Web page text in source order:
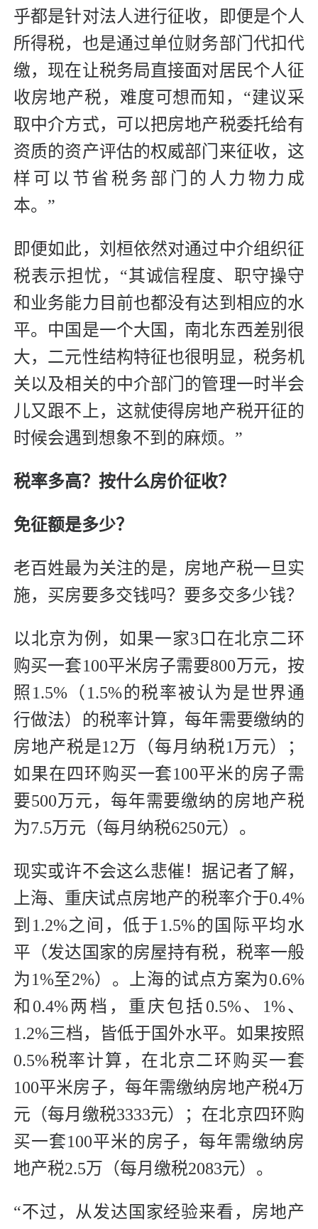
乎都是针对法人进行征收，即便是个人
所得税，也是通过单位财务部门代扣代
缴，现在让税务局直接面对居民个人征
收房地产税，难度可想而知，“建议采
取中介方式，可以把房地产税委托给有
资质的资产评估的权威部门来征收，这
样可以节省税务部门的人力物力成
本。”
即便如此，刘桓依然对通过中介组织征
税表示担忧，“其诚信程度、职守操守
和业务能力目前也都没有达到相应的水
平。中国是一个大国，南北东西差别很
大，二元性结构特征也很明显，税务机
关以及相关的中介部门的管理一时半会
儿又跟不上，这就使得房地产税开征的
时候会遇到想象不到的麻烦。”
税率多高？按什么房价征收？
免征额是多少？
老百姓最为关注的是，房地产税一旦实
施，买房要多交钱吗？要多交多少钱？
以北京为例，如果一家3口在北京二环
购买一套100平米房子需要800万元，按
照1.5%（1.5%的税率被认为是世界通
行做法）的税率计算，每年需要缴纳的
房地产税是12万（每月纳税1万元）；
如果在四环购买一套100平米的房子需
要500万元，每年需要缴纳的房地产税
为7.5万元（每月纳税6250元）。
现实或许不会这么悲催！据记者了解，
上海、重庆试点房地产的税率介于0.4%
到1.2%之间，低于1.5%的国际平均水
平（发达国家的房屋持有税，税率一般
为1%至2%）。上海的试点方案为0.6%
和0.4%两档，重庆包括0.5%、1%、
1.2%三档，皆低于国外水平。如果按照
0.5%税率计算，在北京二环购买一套
100平米房子，每年需缴纳房地产税4万
元（每月缴税3333元）；在北京四环购
买一套100平米的房子，每年需缴纳房
地产税2.5万（每月缴税2083元）。
“不过，从发达国家经验来看，房地产